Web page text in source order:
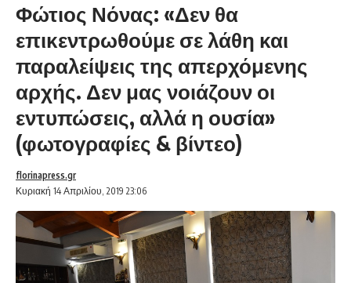
Φώτιος Νόνας: «Δεν θα
επικεντρωθούμε σε λάθη και
παραλείψεις της απερχόμενης
αρχής. Δεν μας νοιάζουν οι
εντυπώσεις, αλλά η ουσία»
(φωτογραφίες & βίντεο)
Κυριακή 14 Απριλίου, 2019 23:06
florinapress.gr